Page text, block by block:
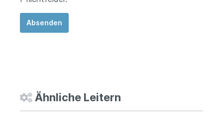
Absenden
Ähnliche Leitern